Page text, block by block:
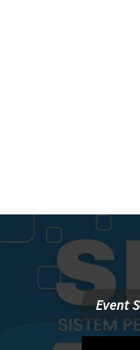
Event
Pemutar